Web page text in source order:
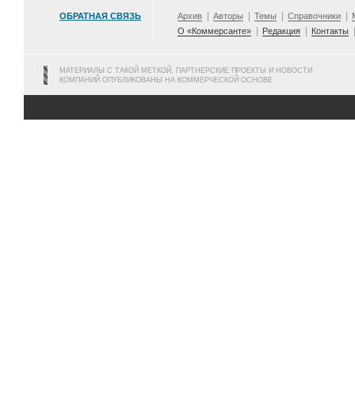
ОБРАТНАЯ СВЯЗЬ Архив Авторы Темы Справочники
О «Коммерсанте»
Редакция Контакты
МАТЕРИАЛЫ С ТАКОЙ МЕТКОЙ, ПАРТНЕРСКИЕ ПРОЕКТЫ И НОВОСТИ
КОМПАНИЙ ОПУБЛИКОВАНЫ НА КОММЕРЧЕСКОЙ ОСНОВЕ